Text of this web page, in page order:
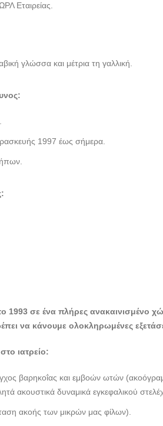
Εταιρείας.
γλώσσα και μέτρια τη γαλλική.
1997 έως σήμερα.
1993 σε ένα πλήρες ανακαινισμένο
να κάνουμε ολοκληρωμένες
ιατρείο:
βαρηκοΐας και εμβοών ωτών
ακουστικά δυναμικά εγκεφαλικού
ακοής των μικρών μας φίλων).